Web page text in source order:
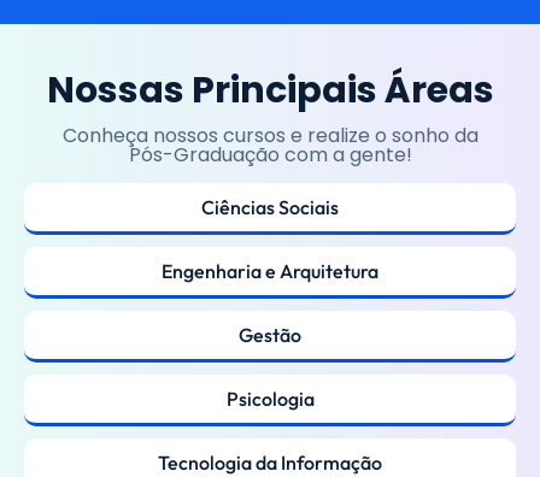
Nossas Principais Áreas
Conheça nossos cursos e realize o sonho da
Pós-Graduação com a gente!
Ciências Sociais
Engenharia e Arquitetura
Gestão
Psicologia
Tecnologia da Informação